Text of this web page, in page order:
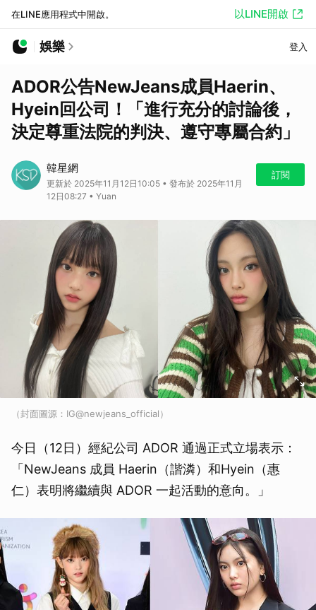
在LINE應用程式中開啟。 以LINE開啟
娛樂 登入
ADOR公告NewJeans成員Haerin、
Hyein回公司！「進行充分的討論後，
決定尊重法院的判決、遵守專屬合約」
韓星網
更新於 2025年11月12日10:05 • 發布於 2025年11月
12日08:27 • Yuan
訂閱
（封面圖源：IG@newjeans_official）
今日（12日）經紀公司 ADOR 通過正式立場表示：
「NewJeans 成員 Haerin（諧潾）和Hyein（惠
仁）表明將繼續與 ADOR 一起活動的意向。」